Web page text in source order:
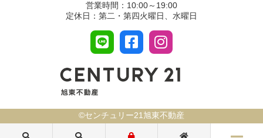
営業時間：10:00～19:00
定休日：第二・第四火曜日、水曜日
©センチュリー21旭東不動産